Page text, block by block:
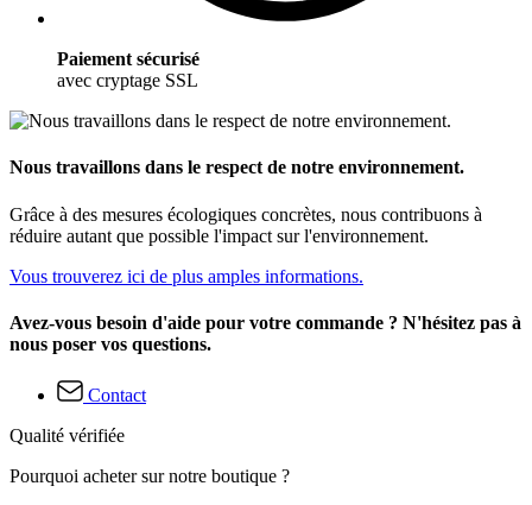
Paiement sécurisé
avec cryptage SSL
Nous travaillons dans le respect de notre environnement.
Grâce à des mesures écologiques concrètes, nous contribuons à
réduire autant que possible l'impact sur l'environnement.
Vous trouverez ici de plus amples informations.
Avez-vous besoin d'aide pour votre commande ? N'hésitez pas à
nous poser vos questions.
Contact
Qualité vérifiée
Pourquoi acheter sur notre boutique ?